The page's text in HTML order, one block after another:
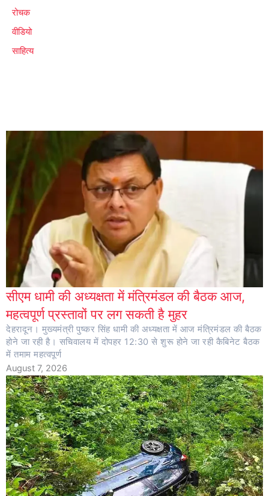
रोचक
वीडियो
साहित्य
सीएम धामी की अध्यक्षता में मंत्रिमंडल की बैठक आज,
महत्वपूर्ण प्रस्तावों पर लग सकती है मुहर
देहरादून। मुख्यमंत्री पुष्कर सिंह धामी की अध्यक्षता में आज मंत्रिमंडल की बैठक
होने जा रही है। सचिवालय में दोपहर 12:30 से शुरू होने जा रही कैबिनेट बैठक
में तमाम महत्वपूर्ण
August 7, 2026